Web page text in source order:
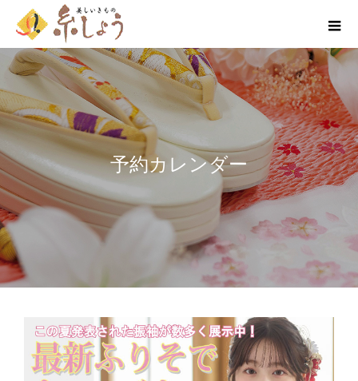
予約カレンダー